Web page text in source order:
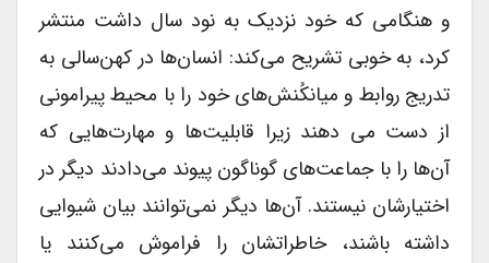
و هنگامی که خود نزدیک به نود سال داشت منتشر
کرد، به خوبی تشریح می‌کند: انسان‌ها در کهن‌سالی به
تدریج روابط و میانکُنش‌های خود را با محیط پیرامونی
از دست می دهند زیرا قابلیت‌ها و مهارت‌هایی که
آن‌ها را با جماعت‌های گوناگون پیوند می‌دادند دیگر در
اختیارشان نیستند. آن‌ها دیگر نمی‌توانند بیان شیوایی
داشته باشند، خاطراتشان را فراموش می‌کنند یا